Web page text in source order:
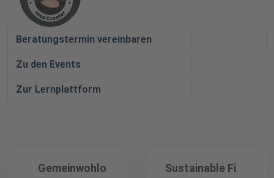
Beratungstermin vereinbaren
Zu den Events
Zur Lernplattform
Gemeinwohlo
Sustainable Fi